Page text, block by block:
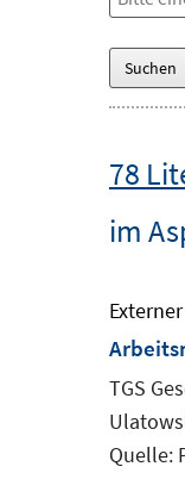
78
im
TGS
Quelle: